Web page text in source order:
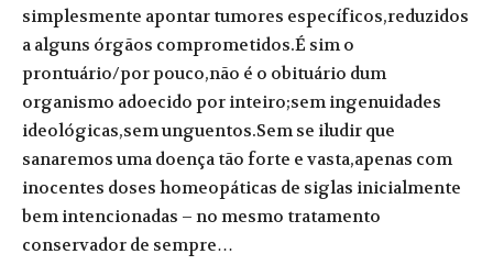
simplesmente apontar tumores específicos,reduzidos
a alguns órgãos comprometidos.É sim o
prontuário/por pouco,não é o obituário dum
organismo adoecido por inteiro;sem ingenuidades
ideológicas,sem unguentos.Sem se iludir que
sanaremos uma doença tão forte e vasta,apenas com
inocentes doses homeopáticas de siglas inicialmente
bem intencionadas – no mesmo tratamento
conservador de sempre…